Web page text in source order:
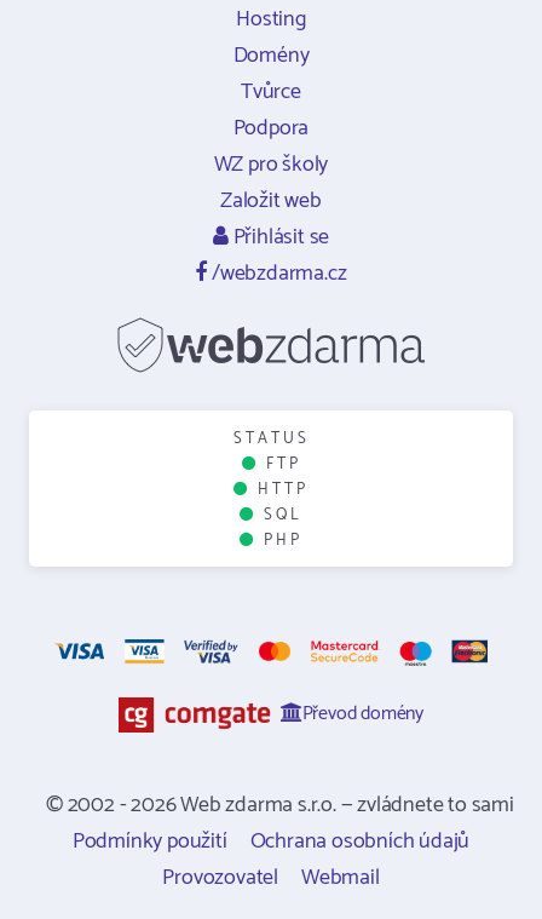
Hosting
Domény
Tvůrce
Podpora
WZ pro školy
Založit web
Přihlásit se
/webzdarma.cz
STATUS
FTP
HTTP
SQL
PHP
Převod domény
© 2002 - 2026 Web zdarma s.r.o. — zvládnete to sami
Podmínky použití
Ochrana osobních údajů
Provozovatel
Webmail